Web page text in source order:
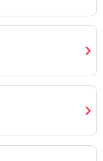
chevron_right
chevron_right